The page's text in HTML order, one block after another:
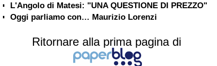
L'Angolo di Matesi: "UNA QUESTIONE DI PREZZO"
Oggi parliamo con… Maurizio Lorenzi
Ritornare alla prima pagina di